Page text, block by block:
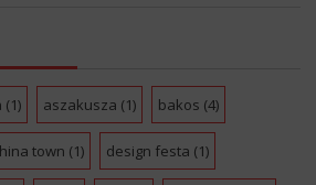
(1) aszakusza (1) bakos (4)
town (1) design festa (1)